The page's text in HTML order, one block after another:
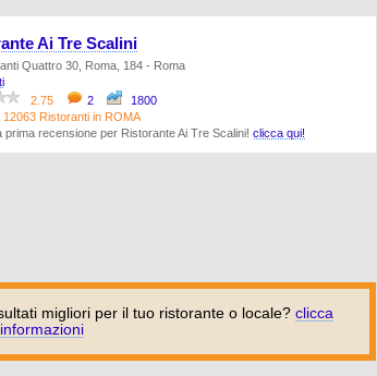
Ai Tre Scalini
Quattro 30, Roma, 184 - Roma
2.75
2
1800
12063 Ristoranti in ROMA
prima recensione per Ristorante Ai Tre Scalini! clicca qui!
migliori per il tuo ristorante o locale? clicca